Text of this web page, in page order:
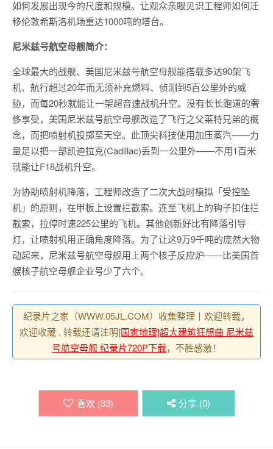
如何发展出现今的尺度和规模。让观众亲眼见识工程师如何迁
移伦敦希斯洛机场重达1000吨的塔台。
尼米兹号航空母舰简介：
全球最大的战舰、美国尼米兹号航空母舰能搭载多达90架飞
机、航行超过20年而无须补充燃料、侦测到5百公里外的威
胁，而每20秒就能让一架超音速战机升空。没有长长跑道的奢
侈享受，美国尼米兹号航空母舰改造了飞行之父莱特兄弟的概
念，而把喷射机投掷至天空。此顶尖科技使用加压蒸汽——力
量足以把一部凯迪拉克(Cadillac)丢到一公里外——不用1百米
就能让F18战机升空。
为协助喷射机降落，工程师改造了二次大战时模拟「受控坠
机」的原则，在甲板上设置拦截索。连至飞机上的钩子扣住拦
截索，拉停时速225公里的飞机。其他创新好比有降落引导
灯，让喷射机用正确角度降落。为了让这9万9千吨的庞然大物
动起来，尼米兹号航空母舰用上两个核子反应炉——比美国首
艘核子航空母舰企业号少了六个。
纪录片之家（WWW.05JL.COM）收集整理丨欢迎转载，
欢迎收藏 , 转载还请注明[国家地理]超大建筑狂想曲 尼米兹
号航空母舰 纪录片720P下载，不胜感激！
喜欢 (33) 分享 (0)